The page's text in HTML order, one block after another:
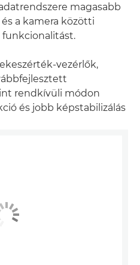
magasabb
a kamera közötti
vezérlők,
rendkívüli módon
és jobb képstabilizálás